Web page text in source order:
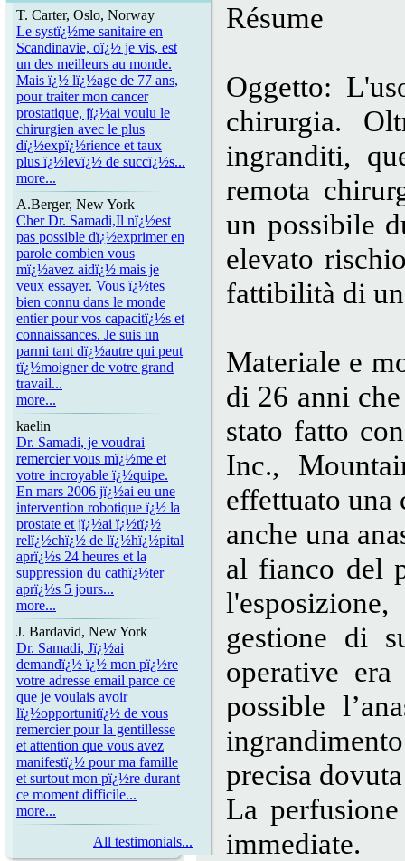
T. Carter, Oslo, Norway
Le systï¿½me sanitaire en
Scandinavie, oï¿½ je vis, est
un des meilleurs au monde.
Mais ï¿½ lï¿½age de 77 ans,
pour traiter mon cancer
prostatique, jï¿½ai voulu le
chirurgien avec le plus
dï¿½expï¿½rience et taux
plus ï¿½levï¿½ de succï¿½s...
more...
A.Berger, New York
Cher Dr. Samadi,Il nï¿½est
pas possible dï¿½exprimer en
parole combien vous
mï¿½avez aidï¿½ mais je
veux essayer. Vous ï¿½tes
bien connu dans le monde
entier pour vos capacitï¿½s et
connaissances. Je suis un
parmi tant dï¿½autre qui peut
tï¿½moigner de votre grand
travail...
more...
kaelin
Dr. Samadi, je voudrai
remercier vous mï¿½me et
votre incroyable ï¿½quipe.
En mars 2006 jï¿½ai eu une
intervention robotique ï¿½ la
prostate et jï¿½ai ï¿½tï¿½
relï¿½chï¿½ de lï¿½hï¿½pital
aprï¿½s 24 heures et la
suppression du cathï¿½ter
aprï¿½s 5 jours...
more...
J. Bardavid, New York
Dr. Samadi, Jï¿½ai
demandï¿½ ï¿½ mon pï¿½re
votre adresse email parce ce
que je voulais avoir
lï¿½opportunitï¿½ de vous
remercier pour la gentillesse
et attention que vous avez
manifestï¿½ pour ma famille
et surtout mon pï¿½re durant
ce moment difficile...
more...
All testimonials...
Résume
Oggetto:
chirurgia.
ingranditi,
remota
un possibile
elevato
fattibilità di
Materiale e
di 26 anni
stato fatto
Inc.,
effettuato una
anche una
al fianco del
gestione di
operative
possible
precisa
La
immediate.